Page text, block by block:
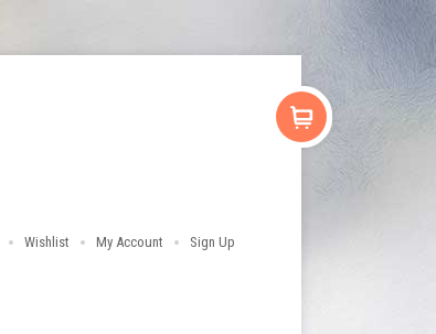
Wishlist My Account Sign Up